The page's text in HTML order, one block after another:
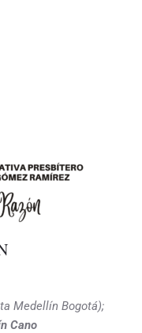
Medellín Bogotá);
Cano